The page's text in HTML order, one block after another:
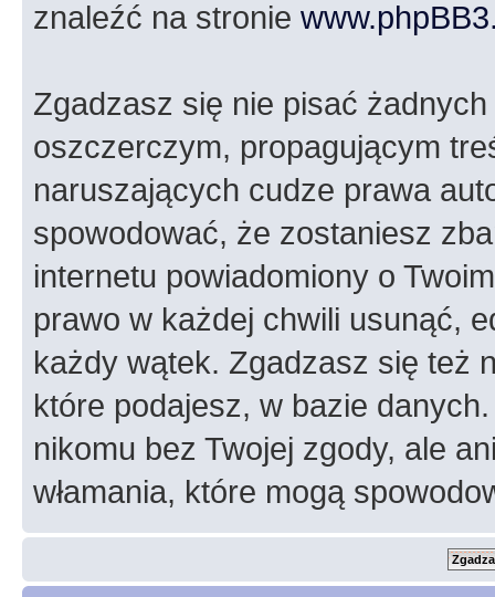
znaleźć na stronie
Zgadzasz się nie pisać
oszczerczym, propagującym
naruszających cudze prawa
spowodować, że zostaniesz
internetu powiadomiony o
prawo w każdej chwili usunąć,
każdy wątek. Zgadzasz się też
które podajesz, w bazie
nikomu bez Twojej zgody, ale
włamania, które mogą